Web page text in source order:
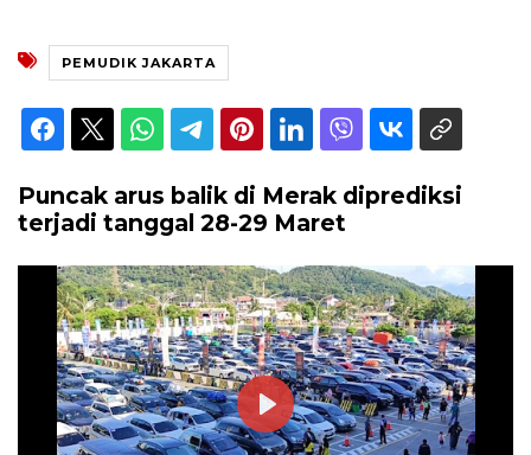
PEMUDIK JAKARTA
Puncak arus balik di Merak diprediksi
terjadi tanggal 28-29 Maret
Play